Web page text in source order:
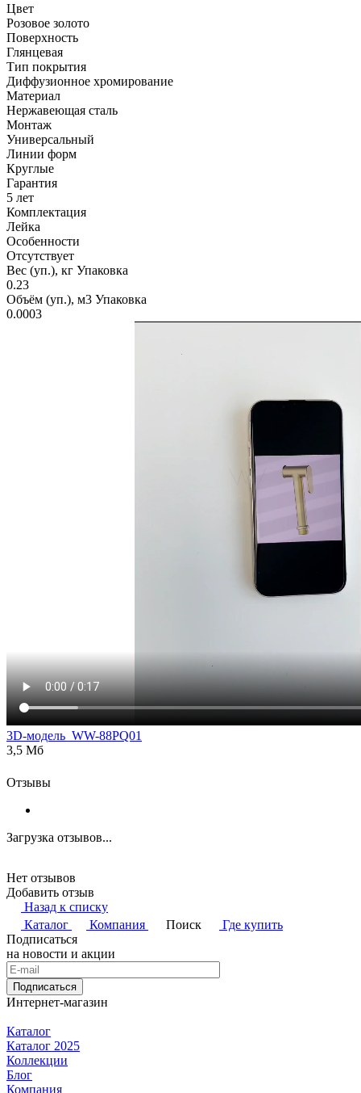
Цвет
Розовое золото
Поверхность
Глянцевая
Тип покрытия
Диффузионное хромирование
Материал
Нержавеющая сталь
Монтаж
Универсальный
Линии форм
Круглые
Гарантия
5 лет
Комплектация
Лейка
Особенности
Отсутствует
Вес (уп.), кг Упаковка
0.23
Объём (уп.), м3 Упаковка
0.0003
3D-модель_WW-88PQ01
3,5 Мб
Отзывы
Загрузка отзывов...
Нет отзывов
Добавить отзыв
Назад к списку
Каталог
Компания Поиск
Где купить
Подписаться
на новости и акции
Подписаться
Интернет-магазин
Каталог
Каталог 2025
Коллекции
Блог
Компания